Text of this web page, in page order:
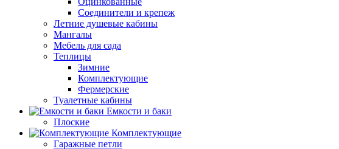
Соединители и крепеж
Летние душевые кабины
Мангалы
Мебель для сада
Теплицы
Зимние
Комплектующие
Фермерские
Туалетные кабины
Емкости и баки
Плоские
Комплектующие
Гаражные петли